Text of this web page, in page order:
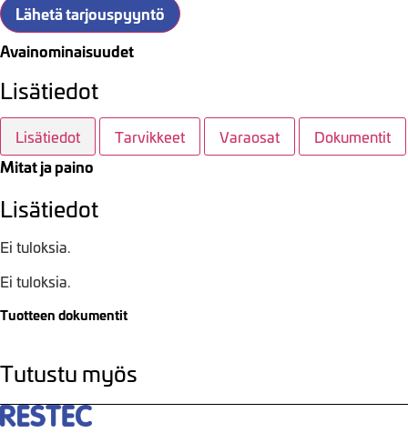
Lähetä tarjouspyyntö
Avainominaisuudet
Lisätiedot
Lisätiedot Tarvikkeet Varaosat Dokumentit
Mitat ja paino
Lisätiedot
Ei tuloksia.
Ei tuloksia.
Tuotteen dokumentit
Tutustu myös